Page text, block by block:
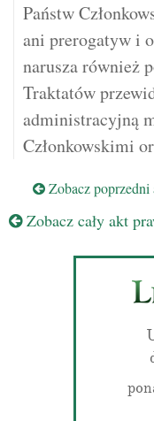
Państw
ani prerogatyw i
narusza również
Traktatów
administracyjną
Członkowskimi
Zobacz poprzedni
Zobacz cały akt